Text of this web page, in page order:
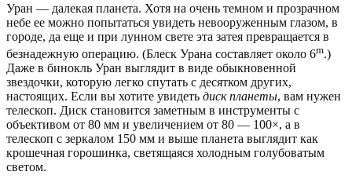
Уран — далекая планета. Хотя на очень темном и прозрачном
небе ее можно попытаться увидеть невооруженным глазом, в
городе, да еще и при лунном свете эта затея превращается в
безнадежную операцию. (Блеск Урана составляет около 6m.)
Даже в бинокль Уран выглядит в виде обыкновенной
звездочки, которую легко спутать с десятком других,
настоящих. Если вы хотите увидеть диск планеты, вам нужен
телескоп. Диск становится заметным в инструменты с
объективом от 80 мм и увеличением от 80 — 100×, а в
телескоп с зеркалом 150 мм и выше планета выглядит как
крошечная горошинка, светящаяся холодным голубоватым
светом.